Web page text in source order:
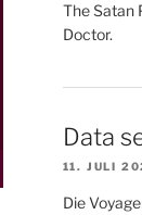
The Satan
Doctor.
Data
11. JULI
Die